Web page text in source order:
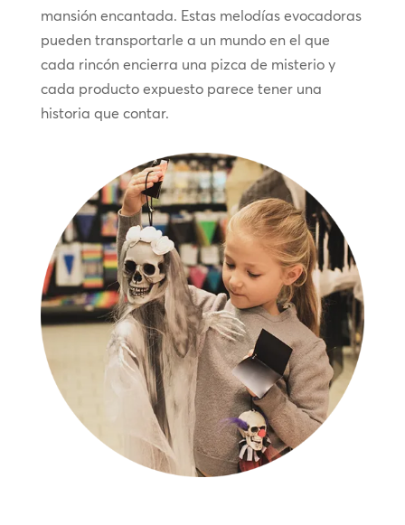
mansión encantada. Estas melodías evocadoras
pueden transportarle a un mundo en el que
cada rincón encierra una pizca de misterio y
cada producto expuesto parece tener una
historia que contar.